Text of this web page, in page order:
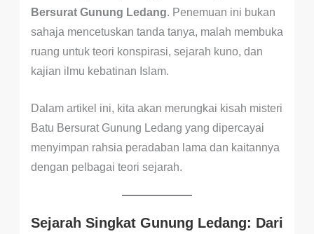
Bersurat Gunung Ledang. Penemuan ini bukan
sahaja mencetuskan tanda tanya, malah membuka
ruang untuk teori konspirasi, sejarah kuno, dan
kajian ilmu kebatinan Islam.
Dalam artikel ini, kita akan merungkai kisah misteri
Batu Bersurat Gunung Ledang yang dipercayai
menyimpan rahsia peradaban lama dan kaitannya
dengan pelbagai teori sejarah.
Sejarah Singkat Gunung Ledang: Dari